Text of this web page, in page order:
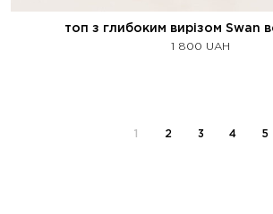
топ з глибоким вирізом Swan
1 800 UAH
1 2 3 4 5